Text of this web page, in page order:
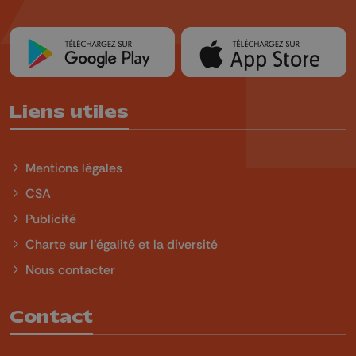
Liens utiles
Mentions légales
CSA
Publicité
Charte sur l'égalité et la diversité
Nous contacter
Contact